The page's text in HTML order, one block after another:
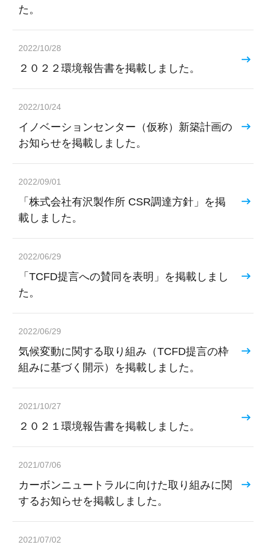
た。
2022/10/28
２０２２環境報告書を掲載しました。
2022/10/24
イノベーションセンター（仮称）新築計画の
お知らせを掲載しました。
2022/09/01
「株式会社有沢製作所 CSR調達方針」を掲
載しました。
2022/06/29
「TCFD提言への賛同を表明」を掲載しまし
た。
2022/06/29
気候変動に関する取り組み（TCFD提言の枠
組みに基づく開示）を掲載しました。
2021/10/27
２０２１環境報告書を掲載しました。
2021/07/06
カーボンニュートラルに向けた取り組みに関
するお知らせを掲載しました。
2021/07/02